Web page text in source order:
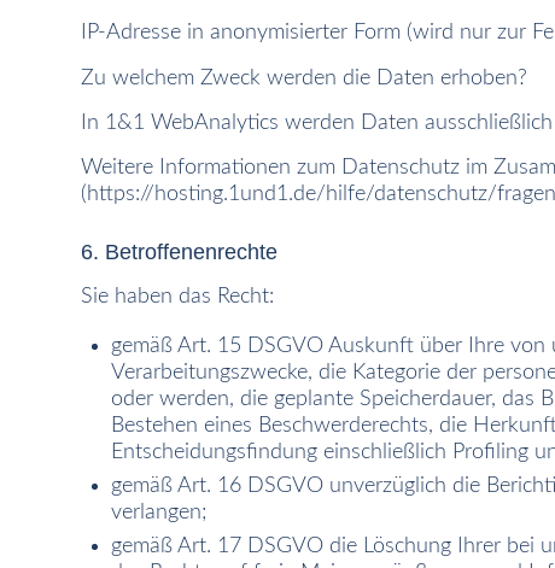
IP-Adresse in anonymisierter Form (wird nur zur
Zu welchem Zweck werden die Daten erhoben?
In 1&1 WebAnalytics werden Daten
Weitere Informationen zum Datenschutz im
( https://hosting.1und1.de/hilfe/datenschutz/
6. Betroffenenrechte
Sie haben das Recht:
gemäß Art. 15 DSGVO Auskunft über Ihre
Verarbeitungszwecke, die Kategorie der
oder werden, die geplante Speicherdauer, das
Bestehen eines Beschwerderechts, die
Entscheidungsfindung einschließlich Profiling
gemäß Art. 16 DSGVO unverzüglich die
verlangen;
gemäß Art. 17 DSGVO die Löschung Ihrer bei